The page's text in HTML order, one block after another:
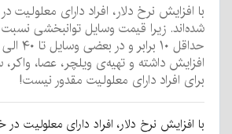
با افزایش نرخ دلار، افراد دارای
افزایش داشته و تهیه‌ی ویلچر، عصا،
برای افراد دارای معلولیت مقدور نیست!
با افزایش نرخ دلار، افراد دارای معلولیت